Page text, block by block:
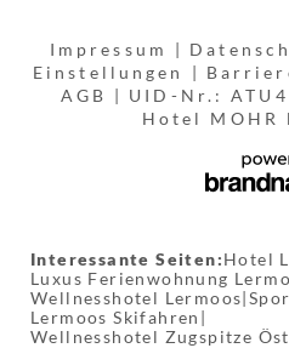
Impressum |
Einstellungen |
AGB | UID-Nr.:
Hotel
Interessante Seiten:Hotel
Luxus Ferienwohnung
Wellnesshotel Lermoos|
Lermoos Skifahren |
Wellnesshotel Zugspitze